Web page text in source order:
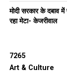
मोदी सरकार के दबाव
रहा मेटा- केजरीवाल
7265
Art & Culture